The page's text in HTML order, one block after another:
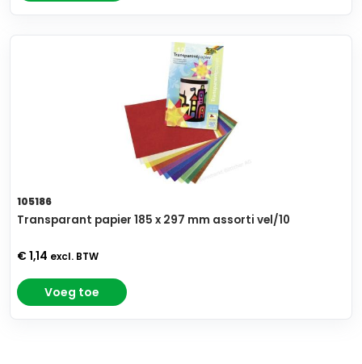
105186
Transparant papier 185 x 297 mm assorti vel/10
€ 1,14 excl. BTW
Voeg toe